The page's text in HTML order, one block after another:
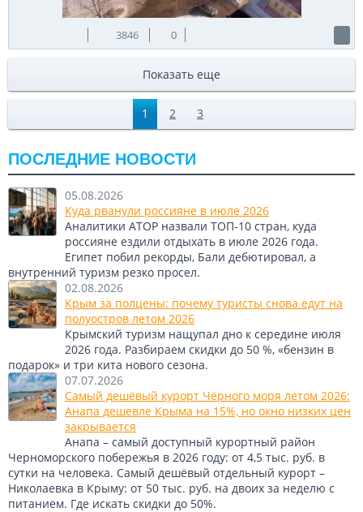
3846 0
Показать еще
1 2 3
ПОСЛЕДНИЕ НОВОСТИ
05.08.2026
Куда рванули россияне в июле 2026
Аналитики АТОР назвали ТОП-10 стран, куда
россияне ездили отдыхать в июле 2026 года.
Египет побил рекорды, Бали дебютировал, а
внутренний туризм резко просел.
02.08.2026
Крым за полцены: почему туристы снова едут на
полуостров летом 2026
Крымский туризм нащупал дно к середине июля
2026 года. Разбираем скидки до 50 %, «бензин в
подарок» и три кита нового сезона.
07.07.2026
Самый дешёвый курорт Чёрного моря летом 2026:
Анапа дешевле Крыма на 15%, но окно низких цен
закрывается
Анапа – самый доступный курортный район
Черноморского побережья в 2026 году: от 4,5 тыс. руб. в
сутки на человека. Самый дешёвый отдельный курорт –
Николаевка в Крыму: от 50 тыс. руб. на двоих за неделю с
питанием. Где искать скидки до 50%.